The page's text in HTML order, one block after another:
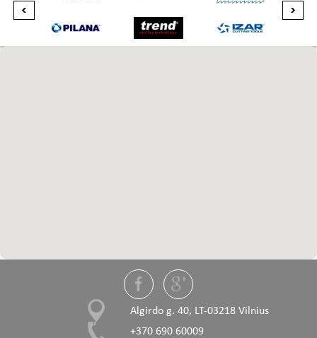
Algirdo g. 40, LT-03218 Vilnius
+370 690 60009